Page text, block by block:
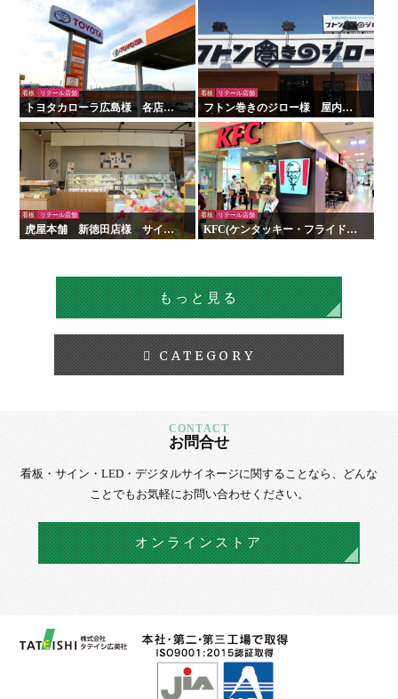
看板 リテール店舗
トヨタカローラ広島様 各店舗
サイン工事
看板 リテール店舗
フトン巻きのジロー様 屋内外
看板・サイン
看板 リテール店舗
虎屋本舗 新徳田店様 サイン
製作施工
看板 リテール店舗
KFC(ケンタッキー・フライド・
チキン)様 看板・サイン
もっと見る
CATEGORY
お問合せ
看板・サイン・LED・デジタルサイネージに関することなら、
どんな
ことでもお気軽にお問い合わせください。
オンラインストア